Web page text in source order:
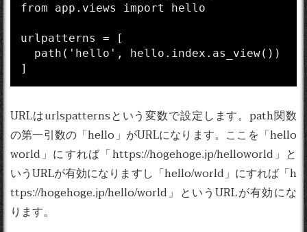
from app.views import hello
urlpatterns = [
]
URLはurlspatternsという変数で設定します。path関数
の第一引数の「hello」がURLになります。ここを「hello
world」にすれば「https://hogehoge.jp/helloworld」と
いうURLが有効になりますし「hello/world」にすれば「h
ttps://hogehoge.jp/hello/world」というURLが有効にな
ります。